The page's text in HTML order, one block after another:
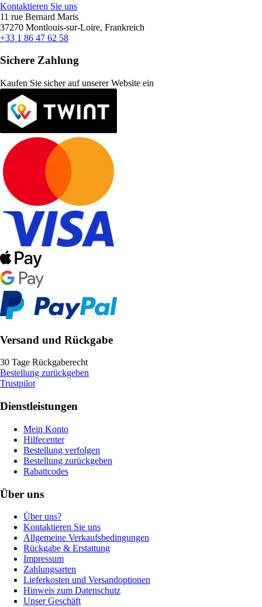
Kontaktieren Sie uns
11 rue Bernard Maris
37270 Montlouis-sur-Loire, Frankreich
+33 1 86 47 62 58
Sichere Zahlung
Kaufen Sie sicher auf unserer Website ein
Versand und Rückgabe
30 Tage Rückgaberecht
Bestellung zurückgeben
Trustpilot
Dienstleistungen
Mein Konto
Hilfecenter
Bestellung verfolgen
Bestellung zurückgeben
Rabattcodes
Über uns
Über uns?
Kontaktieren Sie uns
Allgemeine Verkaufsbedingungen
Rückgabe & Erstattung
Impressum
Zahlungsarten
Lieferkosten und Versandoptionen
Hinweis zum Datenschutz
Unser Geschäft